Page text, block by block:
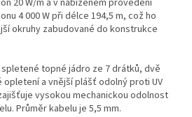
20 W/m a v nabízeném provedení
4 000 W při délce 194,5 m, což ho
okruhy zabudované do konstrukce
topné jádro ze 7 drátků, dvě
a vnější plášť odolný proti UV
vysokou mechanickou odolnost
Průměr kabelu je 5,5 mm.